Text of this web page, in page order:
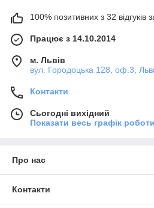
100% позитивних з 32 відгуків
Працює з 14.10.2014
м. Львів
вул. Городоцька 128, оф.3,
Контакти
Сьогодні вихідний
Показати весь графік роботи
Про нас
Контакти